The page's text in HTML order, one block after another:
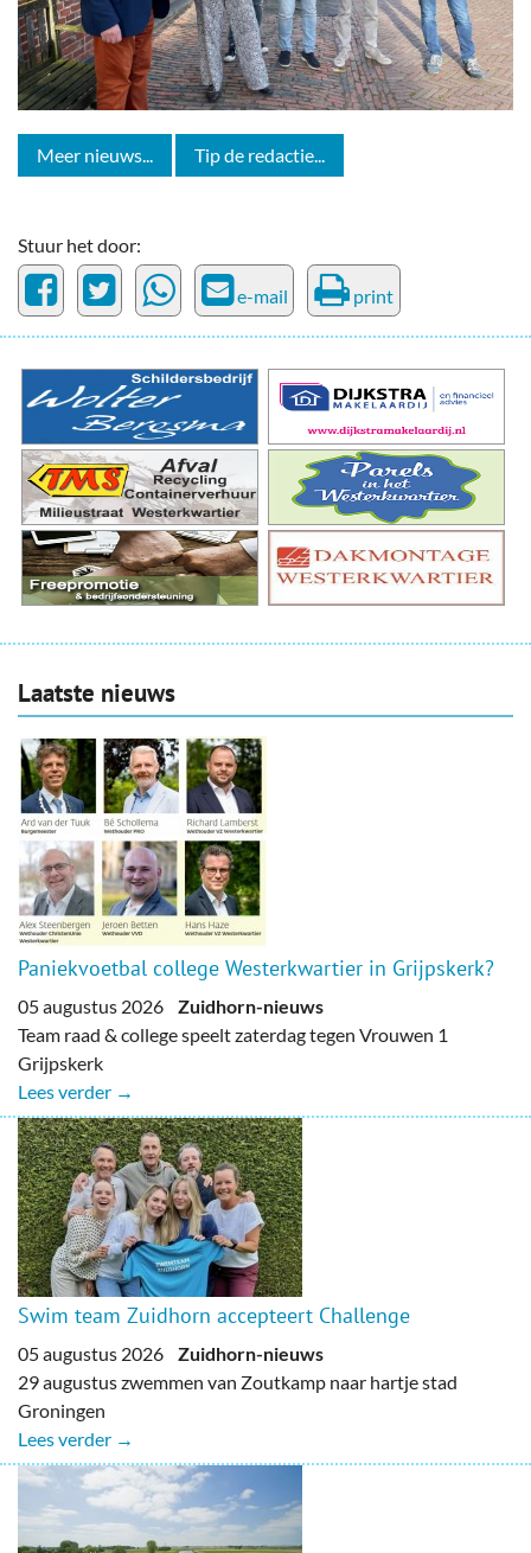
Meer nieuws... Tip de redactie...
Stuur het door:
e-mail print
Laatste nieuws
Paniekvoetbal college Westerkwartier in Grijpskerk?
05 augustus 2026 Zuidhorn-nieuws
Team raad & college speelt zaterdag tegen Vrouwen 1
Grijpskerk
Lees verder →
Swim team Zuidhorn accepteert Challenge
05 augustus 2026 Zuidhorn-nieuws
29 augustus zwemmen van Zoutkamp naar hartje stad
Groningen
Lees verder →